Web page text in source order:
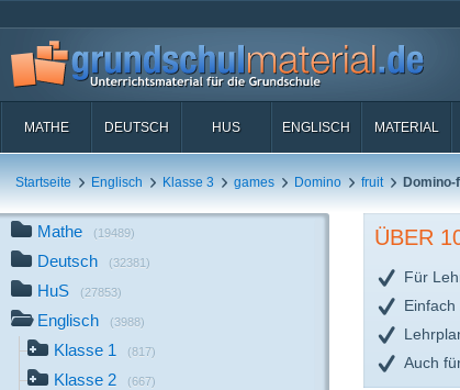
MATHE DEUTSCH HUS ENGLISCH MATERIAL
Startseite Englisch Klasse 3 games Domino fruit
Mathe (19489)
Deutsch (32381)
HuS (27853)
Englisch (3988)
Klasse 1 (817)
Klasse 2 (667)
ÜBER
Für
Auch